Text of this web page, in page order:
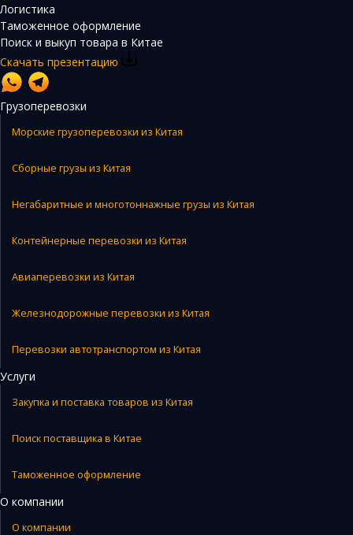
Логистика
Таможенное оформление
Поиск и выкуп товара в Китае
Скачать презентацию
Грузоперевозки
Морские грузоперевозки из Китая
Сборные грузы из Китая
Негабаритные и многотоннажные грузы из Китая
Контейнерные перевозки из Китая
Авиаперевозки из Китая
Железнодорожные перевозки из Китая
Перевозки автотранспортом из Китая
Услуги
Закупка и поставка товаров из Китая
Поиск поставщика в Китае
Таможенное оформление
О компании
О компании